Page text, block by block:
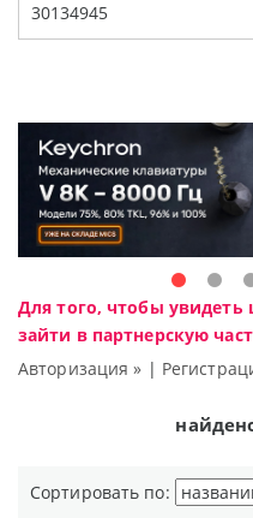
Для того, чтобы
зайти в партнерскую
Авторизация » |
Сортировать по: